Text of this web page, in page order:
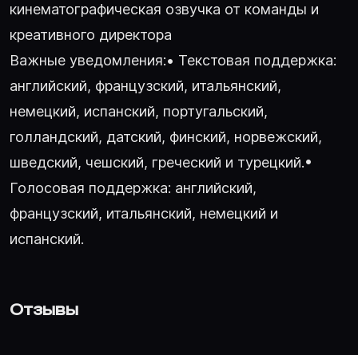
кинематографическая озвучка от команды и
креативного директора
Важные уведомления:• Текстовая поддержка:
английский, французский, итальянский,
немецкий, испанский, португальский,
голландский, датский, финский, норвежский,
шведский, чешский, греческий и турецкий.•
Голосовая поддержка: английский,
французский, итальянский, немецкий и
испанский.
Отзывы